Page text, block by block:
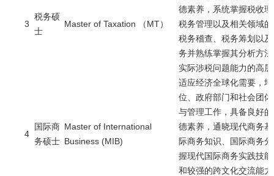
3
税务硕
士
Master of Taxation （MT）
德素养，系统掌握税收
税务管理以及相关领域
税务稽查、税务筹划以
务并熟练掌握其分析方
实际涉税问题能力的高
4
国际商
务硕士
Master of International
Business (MIB)
适应经济全球化需要，
位、政府部门和社会团
与管理工作，具备良好
德素养，通晓现代商务
际商务知识、国际商务
握现代国际商务实践技
和较强的跨文化交流能